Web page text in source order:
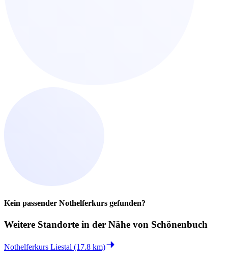
Kein passender Nothelferkurs gefunden?
Weitere Standorte in der Nähe von Schönenbuch
Nothelferkurs Liestal (17.8 km)